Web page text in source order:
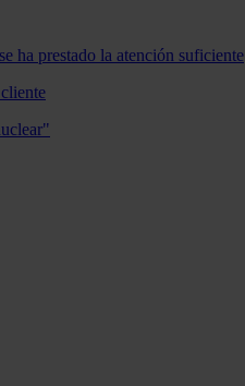
ha prestado la atención suficiente